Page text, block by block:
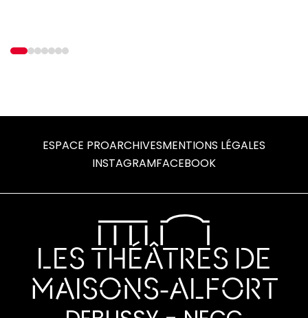
ViewView
View
View
View
View
View
ESPACE PROARCHIVESMENTIONS LÉGALES
INSTAGRAMFACEBOOK
LES THÉÂTRES DE
MAISONS-ALFORT